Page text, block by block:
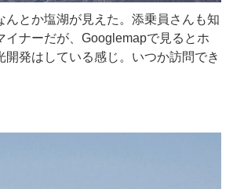
んとか塩湖が見えた。添乗員さんも知
イナーだが、Googlemapで見るとホ
開発はしている感じ。いつか訪問でき